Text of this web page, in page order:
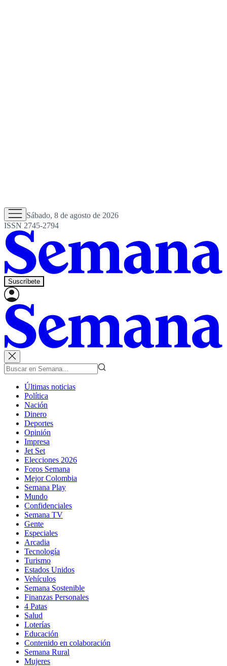
Sábado, 8 de agosto de 2026
ISSN 2745-2794
Suscríbete
Últimas noticias
Política
Nación
Dinero
Deportes
Opinión
Impresa
Jet Set
Elecciones 2026
Foros Semana
Mejor Colombia
Semana Play
Mundo
Confidenciales
Semana TV
Gente
Especiales
Arcadia
Tecnología
Turismo
Estados Unidos
Vehículos
Semana Sostenible
Finanzas Personales
4 Patas
Salud
Loterías
Educación
Contenido en colaboración
Semana Rural
Mujeres